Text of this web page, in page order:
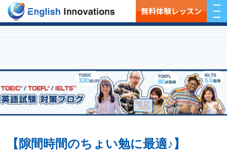
無料体験レッスン
【隙間時間のちょい勉に最適♪】